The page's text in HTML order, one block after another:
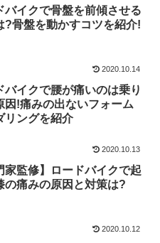
バイクで骨盤を前傾させる
?骨盤を動かすコツを紹介!
2020.10.14
バイクで腰が痛いのは乗り
因!痛みの出ないフォーム
リングを紹介
2020.10.13
家監修】ロードバイクで起
の痛みの原因と対策は?
2020.10.12